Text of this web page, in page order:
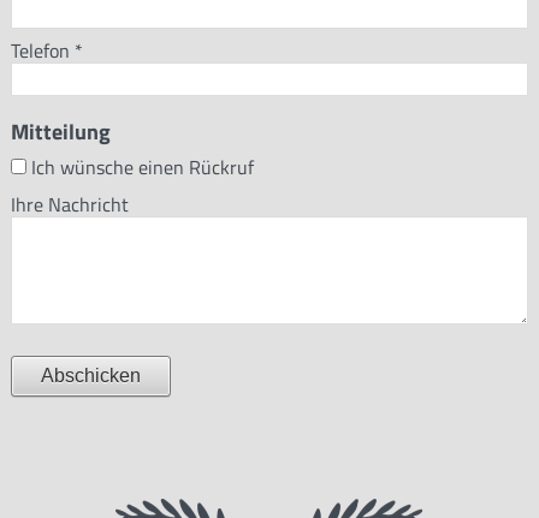
Telefon *
Mitteilung
Ich wünsche einen Rückruf
Ihre Nachricht